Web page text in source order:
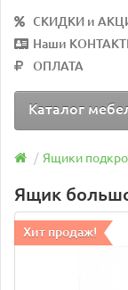
СКИДКИ и
Наши
ОПЛАТА
Каталог
Ящики
Ящик
Хит продаж!